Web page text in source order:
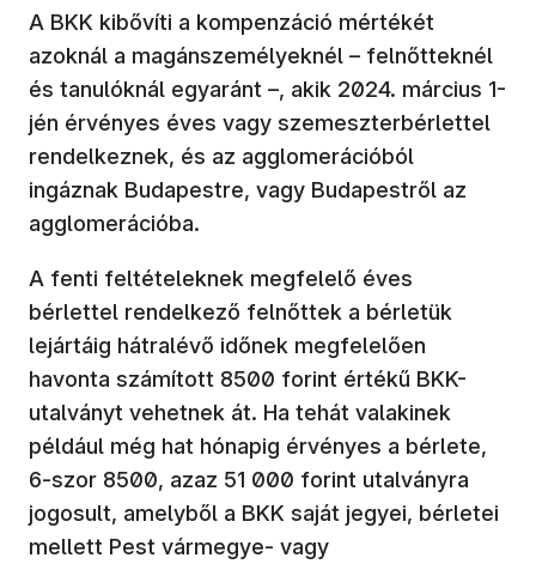
A BKK kibővíti a kompenzáció mértékét
azoknál a magánszemélyeknél – felnőtteknél
és tanulóknál egyaránt –, akik 2024. március 1-
jén érvényes éves vagy szemeszterbérlettel
rendelkeznek, és az agglomerációból
ingáznak Budapestre, vagy Budapestről az
agglomerációba.
A fenti feltételeknek megfelelő éves
bérlettel rendelkező felnőttek a bérletük
lejártáig hátralévő időnek megfelelően
havonta számított 8500 forint értékű BKK-
utalványt vehetnek át. Ha tehát valakinek
például még hat hónapig érvényes a bérlete,
6-szor 8500, azaz 51 000 forint utalványra
jogosult, amelyből a BKK saját jegyei, bérletei
mellett Pest vármegye- vagy